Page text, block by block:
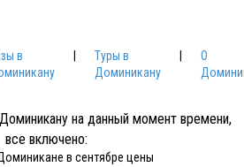
в
Туры в
Доминикану
О
на данный момент времени,
все включено: